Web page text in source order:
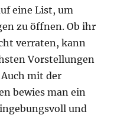
eine List, um
zu öffnen. Ob ihr
verraten, kann
Vorstellungen
mit der
bewies man ein
und